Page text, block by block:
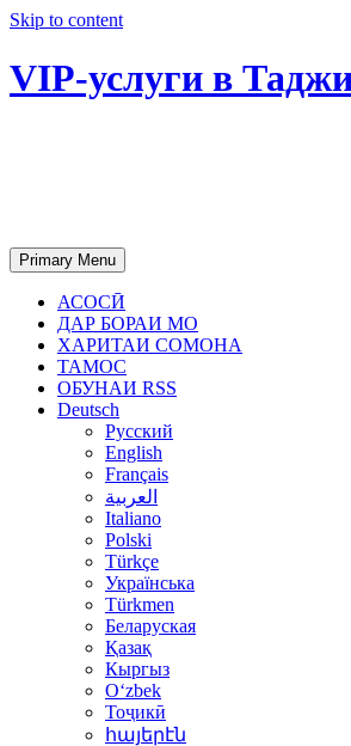
Skip to content
VIP-услуги в
Primary Menu
АСОСӢ
ДАР БОРАИ МО
ХАРИТАИ СОМОНА
ТАМОС
ОБУНАИ RSS
Deutsch
Русский
English
Français
العربية
Italiano
Polski
Türkçe
Українська
Türkmen
Беларуская
Қазақ
Кыргыз
Oʻzbek
Тоҷикӣ
հայերէն